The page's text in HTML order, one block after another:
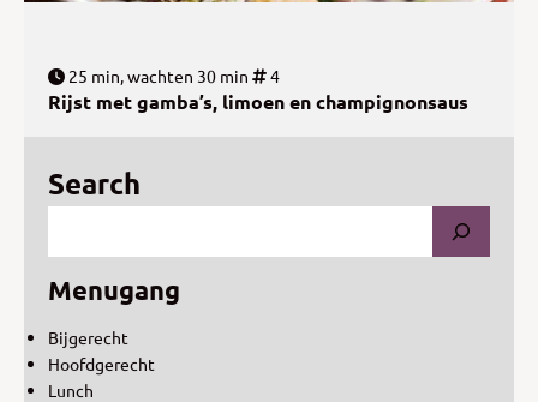
25 min, wachten 30 min 4
Rijst met gamba’s, limoen en champignonsaus
Search
Menugang
Bijgerecht
Hoofdgerecht
Lunch